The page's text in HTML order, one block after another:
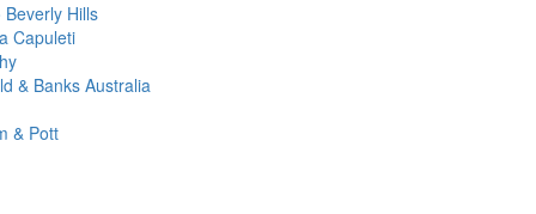
Beverly Hills
Capuleti
& Banks Australia
& Pott